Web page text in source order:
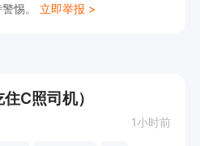
惕。 立即举报 >
C照司机）
1小时前